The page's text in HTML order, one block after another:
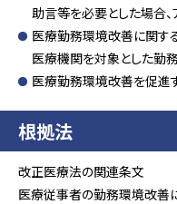
助言等を必要とした場合、
医療勤務環境改善に関す
医療機関を対象とした勤
医療勤務環境改善を促進
根拠法
改正医療法の関連条文
医療従事者の勤務環境改善